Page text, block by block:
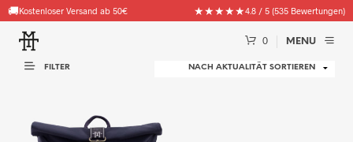
🚚Kostenloser Versand ab 50€ ★★★★★4.8 / 5 (535 Bewertungen)
0 MENU
FILTER